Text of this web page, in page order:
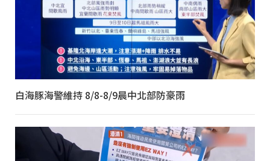
白海豚海警維持 8/8-8/9晨中北部防豪雨